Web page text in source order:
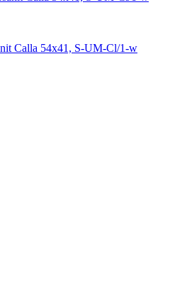
Calla 54x41, S-UM-Cl/1-w